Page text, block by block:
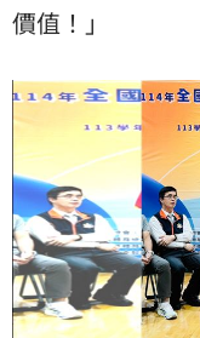
價值！」